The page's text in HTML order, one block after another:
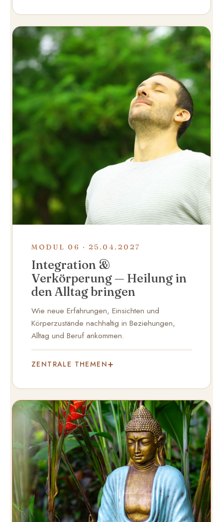
MODUL 06 · 25.04.2027
Integration &
Verkörperung — Heilung in
den Alltag bringen
Wie neue Erfahrungen, Einsichten und
Körperzustände nachhaltig in Beziehungen,
Alltag und Beruf ankommen.
ZENTRALE THEMEN